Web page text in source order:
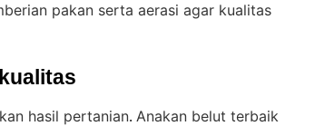
pakan serta aerasi agar kualitas
hasil pertanian. Anakan belut terbaik